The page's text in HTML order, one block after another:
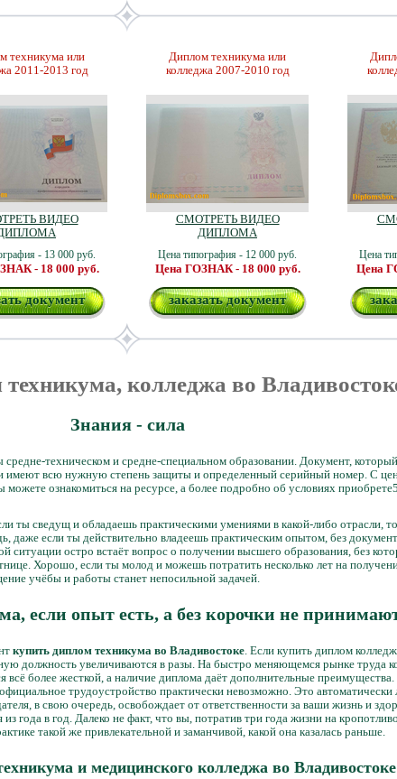
техникума или
2011-2013 год
ВИДЕО
- 13 000 руб.
- 18 000 руб.
документ
Диплом техникума или
колледжа 2007-2010 год
СМОТРЕТЬ ВИДЕО
ДИПЛОМА
Цена типография - 12 000 руб.
Цена ГОЗНАК - 18 000 руб.
заказать документ
Цена
Цена
колледжа во
Знания - сила
техническом и средне-специальном образовании. Документ,
всю нужную степень защиты и определенный серийный номер. С
ознакомиться на ресурсе, а более подробно об условиях
ты сведущ и обладаешь практическими умениями в какой-либо отрасли,
даже если ты действительно владеешь практическим опытом, без
ситуации остро встаёт вопрос о получении высшего образования, без
Хорошо, если ты молод и можешь потратить несколько лет на
учёбы и работы станет непосильной задачей.
если опыт есть, а без корочки не
купить диплом техникума во Владивостоке. Если купить диплом
должность увеличиваются в разы. На быстро меняющемся рынке труда
всё более жесткой, а наличие диплома даёт дополнительные
трудоустройство практически невозможно. Это автоматически
в свою очередь, освобождает от ответственности за ваши жизнь и
года в год. Далеко не факт, что вы, потратив три года жизни на
такой же привлекательной и заманчивой, какой она казалась раньше.
и медицинского колледжа во